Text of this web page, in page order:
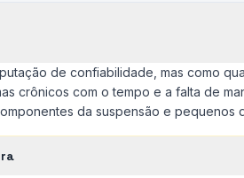
de confiabilidade, mas como
crônicos com o tempo e a falta de
da suspensão e pequenos